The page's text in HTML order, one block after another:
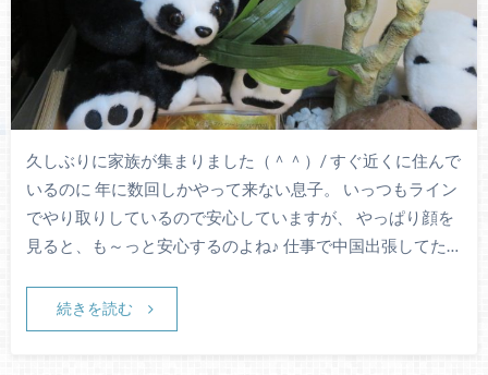
久しぶりに家族が集まりました（＾＾）/ すぐ近くに住んで
いるのに 年に数回しかやって来ない息子。 いっつもライン
でやり取りしているので安心していますが、 やっぱり顔を
見ると、も～っと安心するのよね♪ 仕事で中国出張してた…
続きを読む